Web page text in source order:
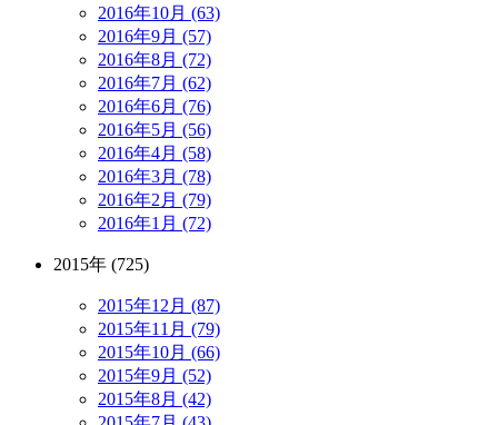
2016年10月 (63)
2016年9月 (57)
2016年8月 (72)
2016年7月 (62)
2016年6月 (76)
2016年5月 (56)
2016年4月 (58)
2016年3月 (78)
2016年2月 (79)
2016年1月 (72)
2015年 (725)
2015年12月 (87)
2015年11月 (79)
2015年10月 (66)
2015年9月 (52)
2015年8月 (42)